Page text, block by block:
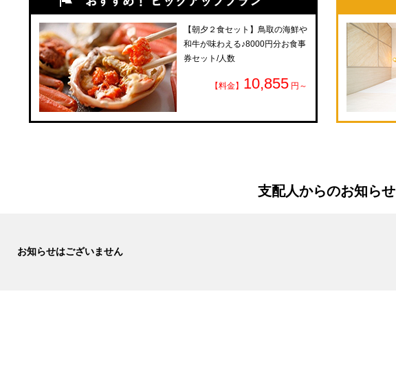
【朝夕２食セット】鳥取の海鮮や
和牛が味わえる♪8000円分お食事
券セット/人数
【料金】 10,855円～
支配人からのお知らせ